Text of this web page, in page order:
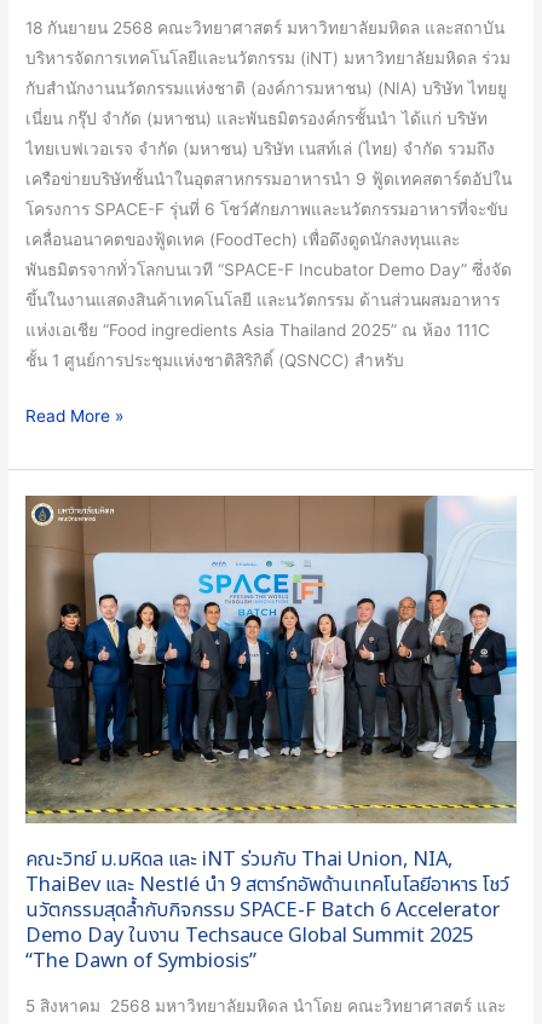
18 กันยายน 2568 คณะวิทยาศาสตร์ มหาวิทยาลัยมหิดล และสถาบัน
บริหารจัดการเทคโนโลยีและนวัตกรรม (iNT) มหาวิทยาลัยมหิดล ร่วม
กับสำนักงานนวัตกรรมแห่งชาติ (องค์การมหาชน) (NIA) บริษัท ไทยยู
เนี่ยน กรุ๊ป จำกัด (มหาชน) และพันธมิตรองค์กรชั้นนำ ได้แก่ บริษัท
ไทยเบฟเวอเรจ จำกัด (มหาชน) บริษัท เนสท์เล่ (ไทย) จำกัด รวมถึง
เครือข่ายบริษัทชั้นนำในอุตสาหกรรมอาหารนำ 9 ฟู้ดเทคสตาร์ตอัปใน
โครงการ SPACE-F รุ่นที่ 6 โชว์ศักยภาพและนวัตกรรมอาหารที่จะขับ
เคลื่อนอนาคตของฟู้ดเทค (FoodTech) เพื่อดึงดูดนักลงทุนและ
พันธมิตรจากทั่วโลกบนเวที “SPACE-F Incubator Demo Day” ซึ่งจัด
ขึ้นในงานแสดงสินค้าเทคโนโลยี และนวัตกรรม ด้านส่วนผสมอาหาร
แห่งเอเชีย “Food ingredients Asia Thailand 2025” ณ ห้อง 111C
ชั้น 1 ศูนย์การประชุมแห่งชาติสิริกิติ์ (QSNCC) สำหรับ
นำ
Foodtech
Startup
โชว์
นวัตกรรม
พลิก
โฉม
อนาคต
อุตสาหกรรม
อาหาร
บน
“SPACE-
Incubator
Demo
Day”
Read More »
คณะวิทย์ ม.มหิดล และ iNT ร่วมกับ Thai Union, NIA,
ThaiBev และ Nestlé นำ 9 สตาร์ทอัพด้านเทคโนโลยีอาหาร โชว์
นวัตกรรมสุดล้ำกับกิจกรรม SPACE-F Batch 6 Accelerator
Demo Day ในงาน Techsauce Global Summit 2025
“The Dawn of Symbiosis”
5 สิงหาคม 2568 มหาวิทยาลัยมหิดล นำโดย คณะวิทยาศาสตร์ และ
คณะ
ม.มหิดล
iNT
ร่วม
Thai
Union,
NIA,
ThaiBev
Nestlé
นำ
9
สตาร์ท